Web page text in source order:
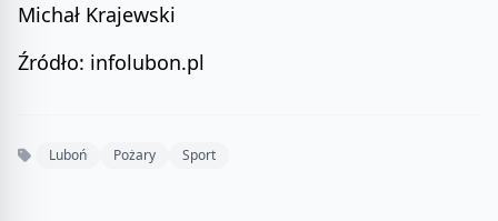
Michał Krajewski
Źródło: infolubon.pl
Luboń Pożary Sport